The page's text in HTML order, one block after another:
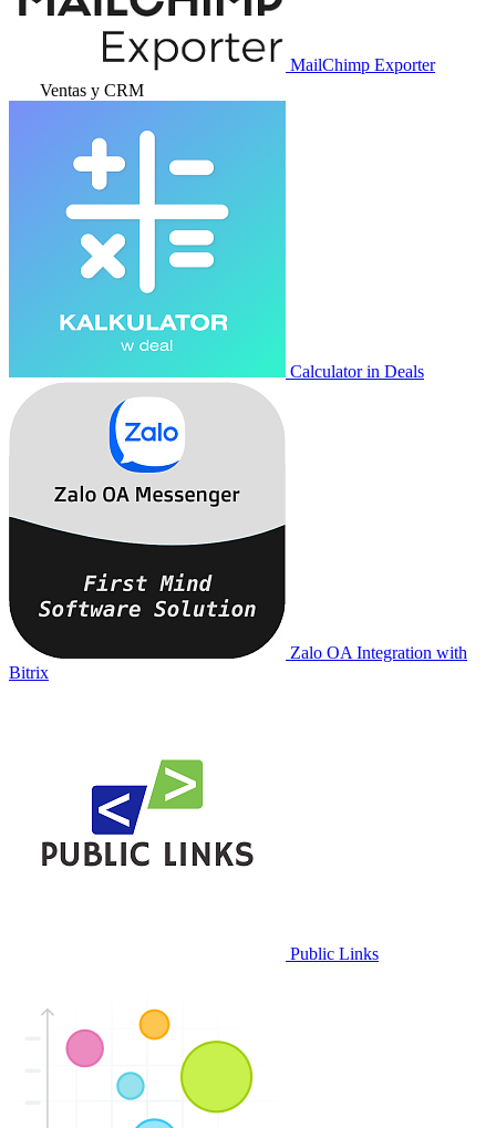
MailChimp Exporter
Ventas y CRM
Calculator in Deals
Zalo OA Integration with
Bitrix
Public Links